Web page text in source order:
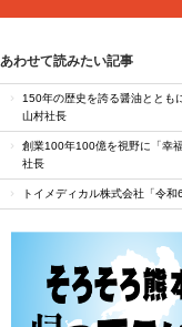
あわせて読みたい記事
150年の歴史を誇る醤油ととも
山村社長
創業100年100億を視野に「幸
社長
トイメディカル株式会社「令